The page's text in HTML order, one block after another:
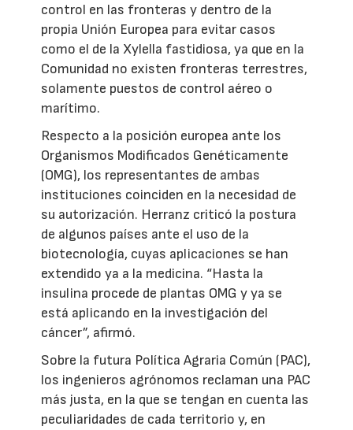
control en las fronteras y dentro de la
propia Unión Europea para evitar casos
como el de la Xylella fastidiosa, ya que en la
Comunidad no existen fronteras terrestres,
solamente puestos de control aéreo o
marítimo.
Respecto a la posición europea ante los
Organismos Modificados Genéticamente
(OMG), los representantes de ambas
instituciones coinciden en la necesidad de
su autorización. Herranz criticó la postura
de algunos países ante el uso de la
biotecnología, cuyas aplicaciones se han
extendido ya a la medicina. “Hasta la
insulina procede de plantas OMG y ya se
está aplicando en la investigación del
cáncer”, afirmó.
Sobre la futura Política Agraria Común (PAC),
los ingenieros agrónomos reclaman una PAC
más justa, en la que se tengan en cuenta las
peculiaridades de cada territorio y, en